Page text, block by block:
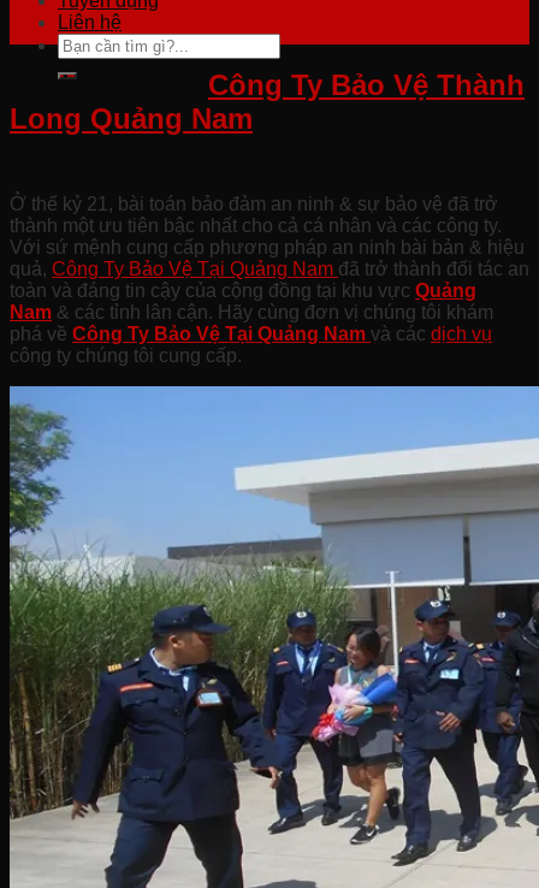
Liên hệ
Giới Thiệu Về Công Ty Bảo Vệ Thành
Long Quảng Nam
Ở thế kỷ 21, bài toán bảo đảm an ninh & sự bảo vệ đã trở
thành một ưu tiên bậc nhất cho cả cá nhân và các công ty.
Với sứ mệnh cung cấp phương pháp an ninh bài bản & hiệu
quả, Công Ty Bảo Vệ Tại Quảng Nam đã trở thành đối tác an
toàn và đáng tin cậy của cộng đồng tại khu vực Quảng
Nam & các tỉnh lân cận. Hãy cùng đơn vị chúng tôi khám
phá về Công Ty Bảo Vệ Tại Quảng Nam và các dịch vụ
công ty chúng tôi cung cấp.